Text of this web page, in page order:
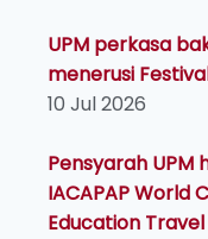
UPM perkasa
menerusi
10 Jul 2026
Pensyarah UPM
IACAPAP World
Education